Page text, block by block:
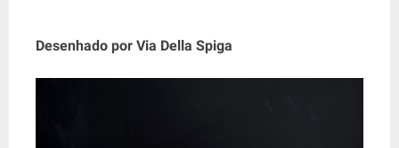
Desenhado por Via Della Spiga